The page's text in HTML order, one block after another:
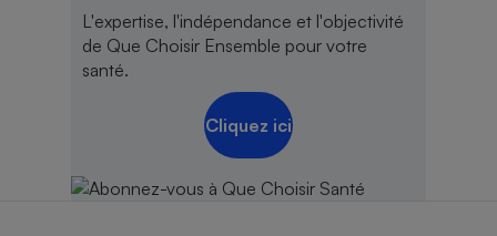
L'expertise, l'indépendance et l'objectivité
de Que Choisir Ensemble pour votre
santé.
Cliquez ici